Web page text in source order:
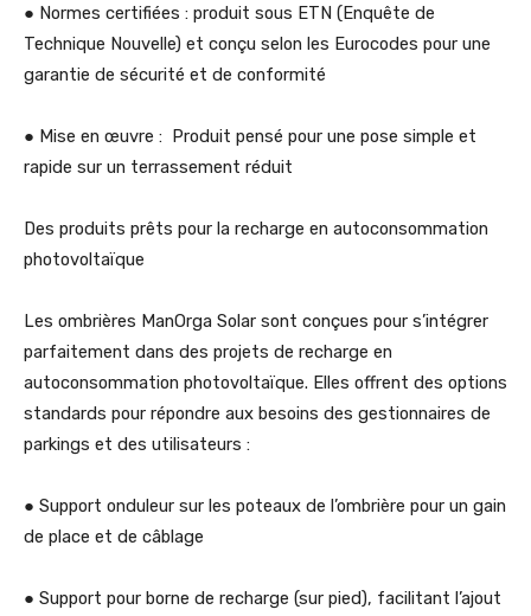
● Normes certifiées : produit sous ETN (Enquête de
Technique Nouvelle) et conçu selon les Eurocodes pour une
garantie de sécurité et de conformité
● Mise en œuvre : Produit pensé pour une pose simple et
rapide sur un terrassement réduit
Des produits prêts pour la recharge en autoconsommation
photovoltaïque
Les ombrières ManOrga Solar sont conçues pour s’intégrer
parfaitement dans des projets de recharge en
autoconsommation photovoltaïque. Elles offrent des options
standards pour répondre aux besoins des gestionnaires de
parkings et des utilisateurs :
● Support onduleur sur les poteaux de l’ombrière pour un gain
de place et de câblage
● Support pour borne de recharge (sur pied), facilitant l’ajout